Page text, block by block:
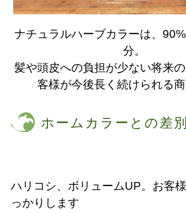
ナチュラルハーブカラーは、
分。
髪や頭皮への負担が少ない将来
客様が今後長く続けられる商
ホームカラーとの差
ハリコシ、ボリュームUP。お客
っかりします